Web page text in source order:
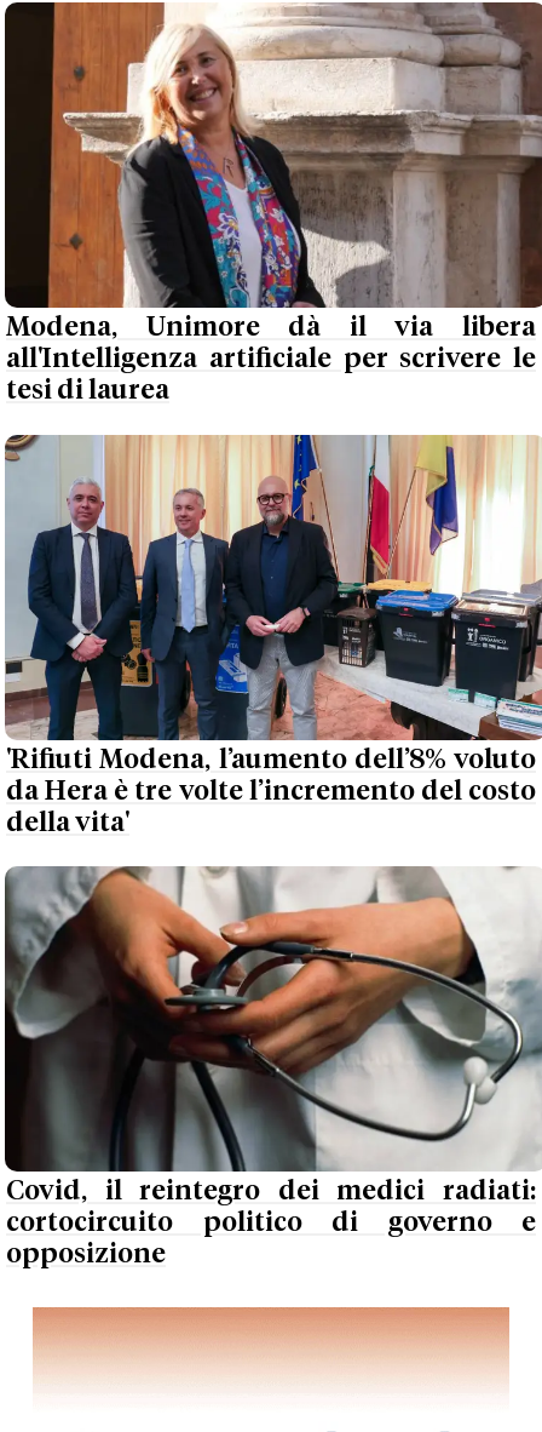
Modena, Unimore dà il via libera
all'Intelligenza artificiale per scrivere le
tesi di laurea
'Rifiuti Modena, l’aumento dell’8% voluto
da Hera è tre volte l’incremento del costo
della vita'
Covid, il reintegro dei medici radiati:
cortocircuito politico di governo e
opposizione